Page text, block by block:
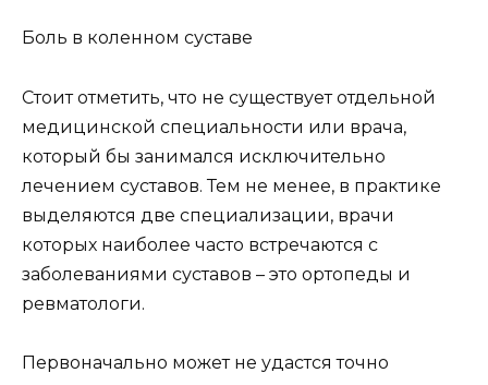
Боль в коленном суставе
Стоит отметить, что не существует отдельной
медицинской специальности или врача,
который бы занимался исключительно
лечением суставов. Тем не менее, в практике
выделяются две специализации, врачи
которых наиболее часто встречаются с
заболеваниями суставов – это ортопеды и
ревматологи.
Первоначально может не удастся точно